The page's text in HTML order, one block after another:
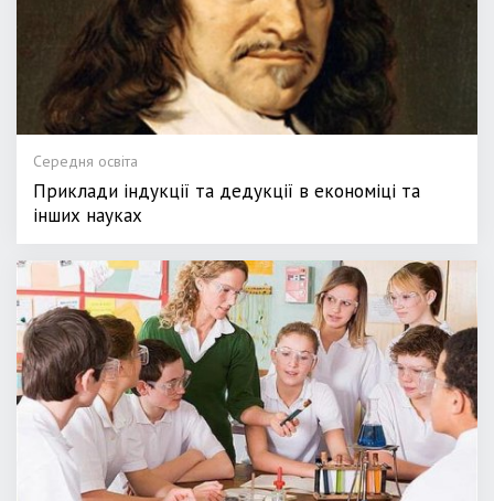
Середня освіта
Приклади індукції та дедукції в економіці та
інших науках